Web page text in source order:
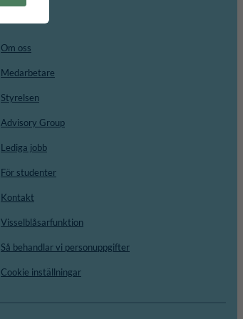
Om oss
Medarbetare
Styrelsen
Advisory Group
Lediga jobb
För studenter
Kontakt
Visselblåsarfunktion
Så behandlar vi personuppgifter
Cookie inställningar